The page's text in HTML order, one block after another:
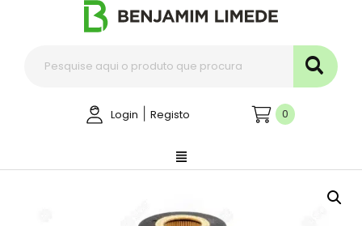
Login Registo 0